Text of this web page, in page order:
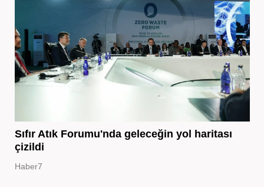
Sıfır Atık Forumu'nda geleceğin yol haritası
çizildi
Haber7